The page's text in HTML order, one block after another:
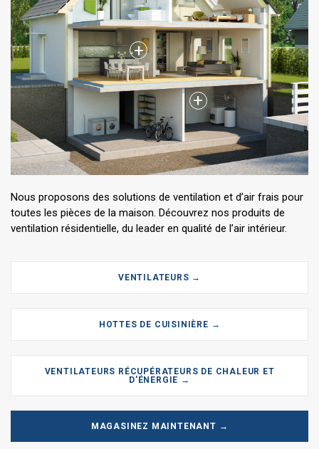
+
+
Nous proposons des solutions de ventilation et d’air frais pour
toutes les pièces de la maison. Découvrez nos produits de
ventilation résidentielle, du leader en qualité de l’air intérieur.
VENTILATEURS →
HOTTES DE CUISINIÈRE →
VENTILATEURS RÉCUPÉRATEURS DE CHALEUR ET
D'ÉNERGIE →
MAGASINEZ MAINTENANT →